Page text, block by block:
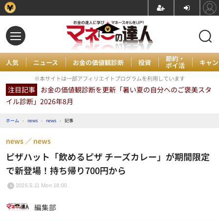
人気 ニュース お金の価値観診断 投資 節約・
ポイ活 キャ
※本サイトは一部アフィリエイトプログラムを利用しています
注目記事 お金の価値観診断を更新「暑い夏の自分へのご褒美スタ
イル診断」2026年8月
ホーム › news › news › 記事
ピザハット「飲めるピザ チーズカレー」が期間限定
で新登場！持ち帰り700円から
news news
2026.5.11 Mon 18:00
編集部